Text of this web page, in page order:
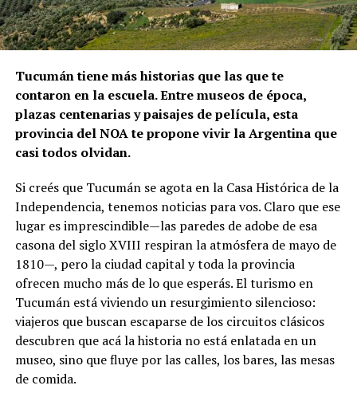
Tucumán tiene más historias que las que te
contaron en la escuela. Entre museos de época,
plazas centenarias y paisajes de película, esta
provincia del NOA te propone vivir la Argentina que
casi todos olvidan.
Si creés que Tucumán se agota en la Casa Histórica de la
Independencia, tenemos noticias para vos. Claro que ese
lugar es imprescindible—las paredes de adobe de esa
casona del siglo XVIII respiran la atmósfera de mayo de
1810—, pero la ciudad capital y toda la provincia
ofrecen mucho más de lo que esperás. El turismo en
Tucumán está viviendo un resurgimiento silencioso:
viajeros que buscan escaparse de los circuitos clásicos
descubren que acá la historia no está enlatada en un
museo, sino que fluye por las calles, los bares, las mesas
de comida.